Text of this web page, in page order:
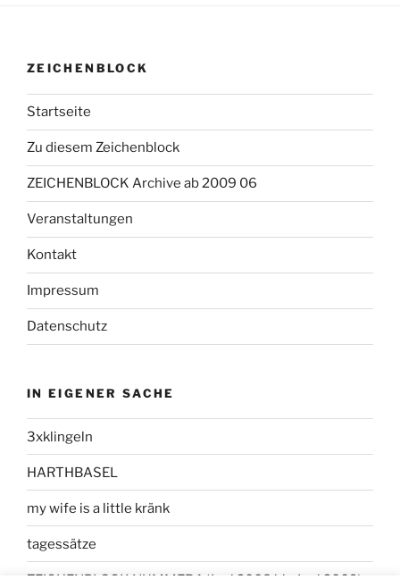
ZEICHENBLOCK
Startseite
Zu diesem Zeichenblock
ZEICHENBLOCK Archive ab 2009 06
Veranstaltungen
Kontakt
Impressum
Datenschutz
IN EIGENER SACHE
3xklingeln
HARTHBASEL
my wife is a little kränk
tagessätze